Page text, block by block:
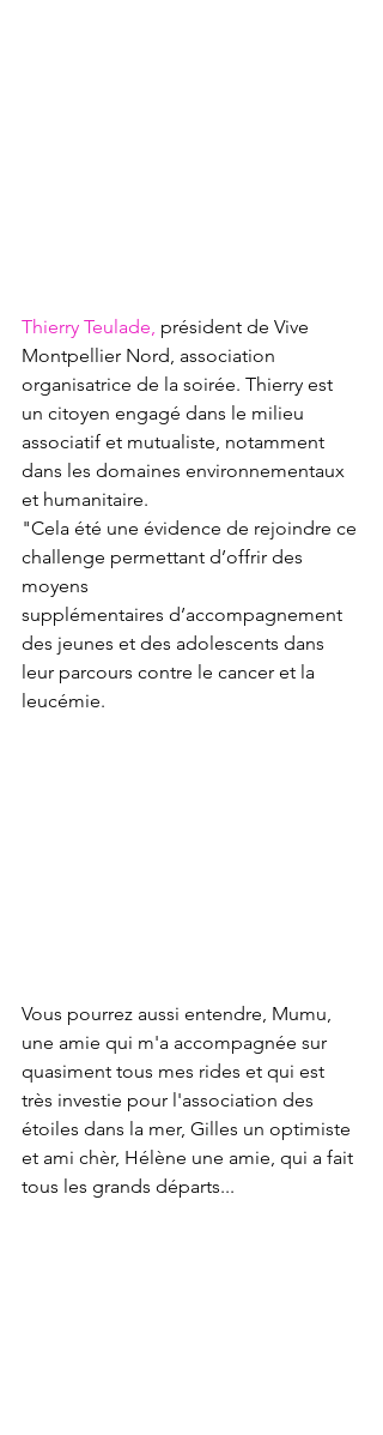
Thierry Teulade, président de Vive
Montpellier Nord, association
organisatrice de la soirée. Thierry est
un citoyen engagé dans le milieu
associatif et mutualiste, notamment
dans les domaines environnementaux
et humanitaire.
"Cela été une évidence de rejoindre ce
challenge permettant d’offrir des
moyens
supplémentaires d’accompagnement
des jeunes et des adolescents dans
leur parcours contre le cancer et la
leucémie.
Vous pourrez aussi entendre, Mumu,
une amie qui m'a accompagnée sur
quasiment tous mes rides et qui est
très investie pour l'association des
étoiles dans la mer, Gilles un optimiste
et ami chèr, Hélène une amie, qui a fait
tous les grands départs...